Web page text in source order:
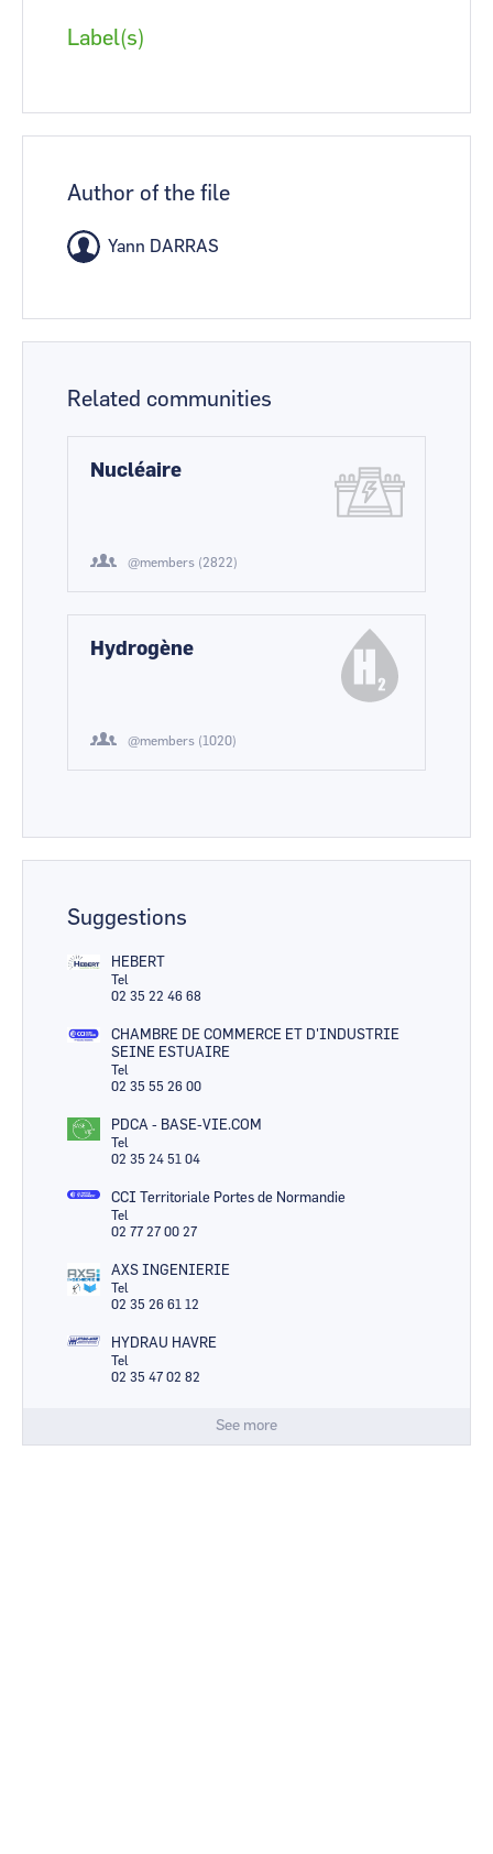
Label(s)
Author of the file
Yann DARRAS
Related communities
Nucléaire
@members (2822)
Hydrogène
@members (1020)
Suggestions
HEBERT
Tel
02 35 22 46 68
CHAMBRE DE COMMERCE ET D'INDUSTRIE
SEINE ESTUAIRE
Tel
02 35 55 26 00
PDCA - BASE-VIE.COM
Tel
02 35 24 51 04
CCI Territoriale Portes de Normandie
Tel
02 77 27 00 27
AXS INGENIERIE
Tel
02 35 26 61 12
HYDRAU HAVRE
Tel
02 35 47 02 82
See more